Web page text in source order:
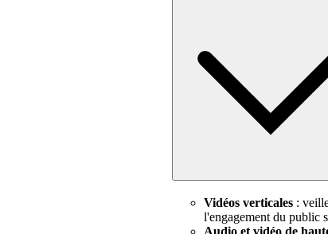
Vidéos verticales :
l'engagement du public
Audio et vidéo de